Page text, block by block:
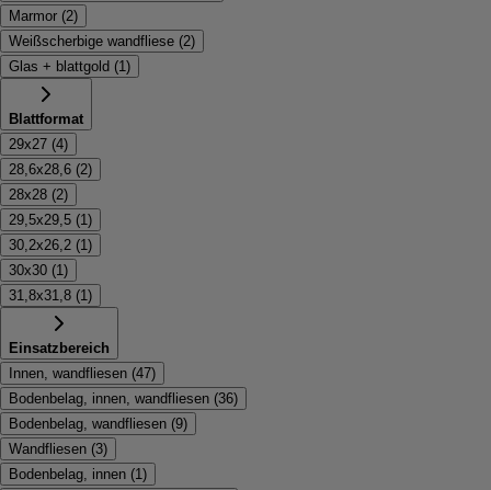
Marmor (2)
Weißscherbige wandfliese (2)
Glas + blattgold (1)
Blattformat
29x27 (4)
28,6x28,6 (2)
28x28 (2)
29,5x29,5 (1)
30,2x26,2 (1)
30x30 (1)
31,8x31,8 (1)
Einsatzbereich
Innen, wandfliesen (47)
Bodenbelag, innen, wandfliesen (36)
Bodenbelag, wandfliesen (9)
Wandfliesen (3)
Bodenbelag, innen (1)